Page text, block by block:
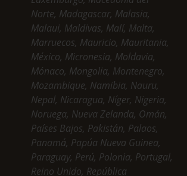
Norte, Madagascar, Malasia,
Malaui, Maldivas, Malí, Malta,
Marruecos, Mauricio, Mauritania,
México, Micronesia, Moldavia,
Mónaco, Mongolia, Montenegro,
Mozambique, Namibia, Nauru,
Nepal, Nicaragua, Níger, Nigeria,
Noruega, Nueva Zelanda, Omán,
Países Bajos, Pakistán, Palaos,
Panamá, Papúa Nueva Guinea,
Paraguay, Perú, Polonia, Portugal,
Reino Unido, República